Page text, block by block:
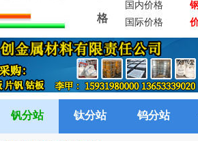
格
国内价格
国际价格
钒分站 钛分站 钨分站